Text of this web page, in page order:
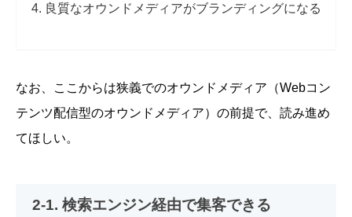
良質なオウンドメディアがブランディングになる
なお、ここからは狭義でのオウンドメディア（Webコン
テンツ配信型のオウンドメディア）の前提で、読み進め
てほしい。
2-1. 検索エンジン経由で集客できる